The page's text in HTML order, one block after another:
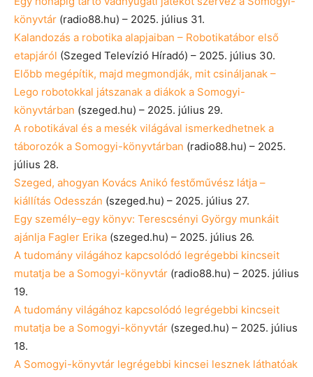
könyvtár (radio88.hu) – 2025. július 31.
Kalandozás a robotika alapjaiban – Robotikatábor első
etapjáról (Szeged Televízió Híradó) – 2025. július 30.
Előbb megépítik, majd megmondják, mit csináljanak –
Lego robotokkal játszanak a diákok a Somogyi-
könyvtárban (szeged.hu) – 2025. július 29.
A robotikával és a mesék világával ismerkedhetnek a
táborozók a Somogyi-könyvtárban (radio88.hu) – 2025.
július 28.
Szeged, ahogyan Kovács Anikó festőművész látja –
kiállítás Odesszán (szeged.hu) – 2025. július 27.
Egy személy–egy könyv: Terescsényi György munkáit
ajánlja Fagler Erika (szeged.hu) – 2025. július 26.
A tudomány világához kapcsolódó legrégebbi kincseit
mutatja be a Somogyi-könyvtár (radio88.hu) – 2025. július
19.
A tudomány világához kapcsolódó legrégebbi kincseit
mutatja be a Somogyi-könyvtár (szeged.hu) – 2025. július
18.
A Somogyi-könyvtár legrégebbi kincsei lesznek láthatóak